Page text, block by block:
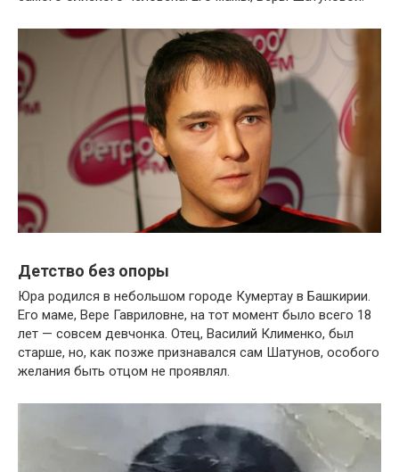
Детство без опоры
Юра родился в небольшом городе Кумертау в Башкирии.
Его маме, Вере Гавриловне, на тот момент было всего 18
лет — совсем девчонка. Отец, Василий Клименко, был
старше, но, как позже признавался сам Шатунов, особого
желания быть отцом не проявлял.